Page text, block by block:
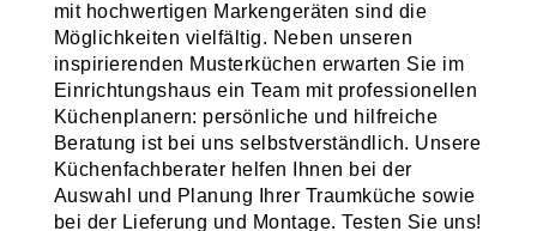
mit hochwertigen Markengeräten sind die
Möglichkeiten vielfältig. Neben unseren
inspirierenden Musterküchen erwarten Sie im
Einrichtungshaus ein Team mit professionellen
Küchenplanern: persönliche und hilfreiche
Beratung ist bei uns selbstverständlich. Unsere
Küchenfachberater helfen Ihnen bei der
Auswahl und Planung Ihrer Traumküche sowie
bei der Lieferung und Montage. Testen Sie uns!